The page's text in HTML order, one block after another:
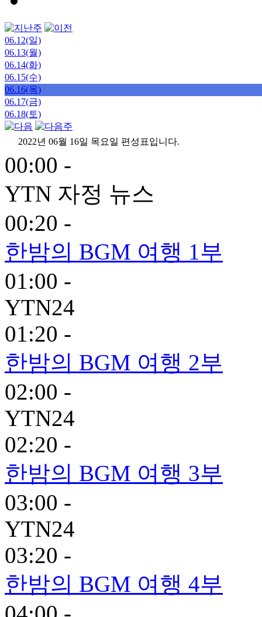
06.12(일)
06.13(월)
06.14(화)
06.15(수)
06.16(목)
06.17(금)
06.18(토)
2022년 06월 16일 목요일 편성표입니다.
00:00 -
YTN 자정 뉴스
00:20 -
한밤의 BGM 여행 1부
01:00 -
YTN24
01:20 -
한밤의 BGM 여행 2부
02:00 -
YTN24
02:20 -
한밤의 BGM 여행 3부
03:00 -
YTN24
03:20 -
한밤의 BGM 여행 4부